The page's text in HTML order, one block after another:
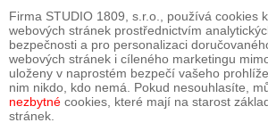
Firma STUDIO 1809, s.r.o., používá cookies
webových stránek prostřednictvím
bezpečnosti a pro personalizaci
webových stránek i cíleného marketingu
uloženy v naprostém bezpečí vašeho
nim nikdo, kdo nemá. Pokud nesouhlasíte,
nezbytné cookies, které mají na starost
stránek.